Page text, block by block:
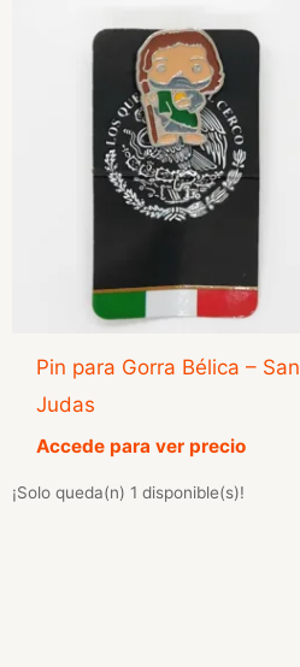
Pin para Gorra Bélica – San
Judas
Accede para ver precio
¡Solo queda(n) 1 disponible(s)!